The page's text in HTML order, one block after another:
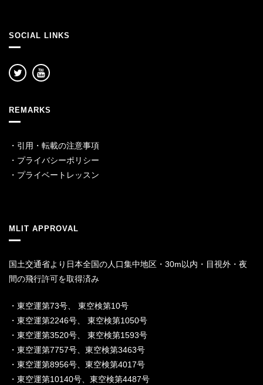
SOCIAL LINKS
REMARKS
・ 引用・転載の注意事項
・ プライバシーポリシー
・ プライベートレッスン
MLIT APPROVAL
国土交通省より日本全国の人口集中地区・30m以内・目視外・夜
間の飛行許可を取得済み
・東空運第73号、 東空検第10号
・東空運第2246号、 東空検第1050号
・東空運第3520号、 東空検第1593号
・東空運第7757号、東空検第3463号
・東空運第8956号、東空検第4017号
・東空運第10140号、東空検第4487号